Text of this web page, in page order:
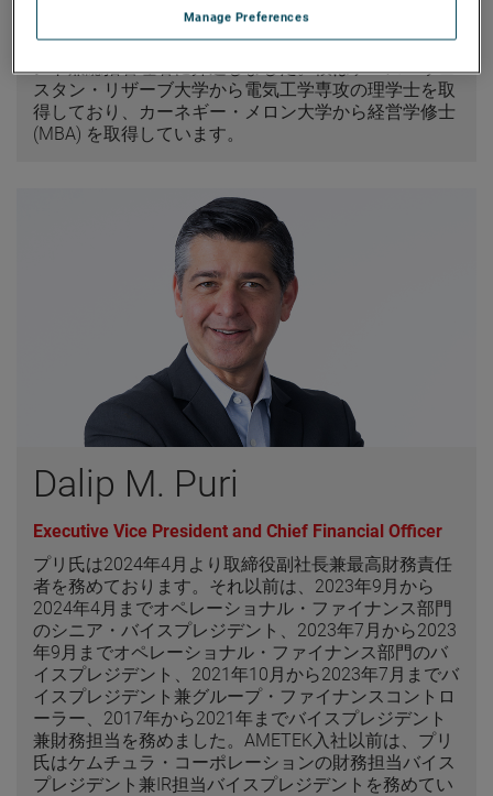
担当バイスプレジデントに、そして1999年には
AMETEK航空宇宙・電力計器部門担当バイスプレジデ
ント兼総括管理者に昇進しました。彼はケース・ウェ
スタン・リザーブ大学から電気工学専攻の理学士を取
得しており、カーネギー・メロン大学から経営学修士
(MBA) を取得しています。
Dalip M. Puri
Executive Vice President and Chief Financial Officer
プリ氏は2024年4月より取締役副社長兼最高財務責任
者を務めております。それ以前は、2023年9月から
2024年4月までオペレーショナル・ファイナンス部門
のシニア・バイスプレジデント、2023年7月から2023
年9月までオペレーショナル・ファイナンス部門のバ
イスプレジデント、2021年10月から2023年7月までバ
イスプレジデント兼グループ・ファイナンスコントロ
ーラー、2017年から2021年までバイスプレジデント
兼財務担当を務めました。AMETEK入社以前は、プリ
氏はケムチュラ・コーポレーションの財務担当バイス
プレジデント兼IR担当バイスプレジデントを務めてい
Manage Preferences